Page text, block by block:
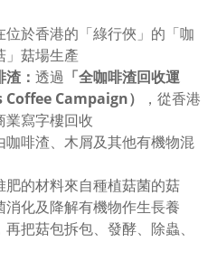
位於香港的「綠行俠」的「咖
」菇場生產
： 透過 「全咖啡渣回收運
Campaign）
，從香港
業寫字樓回收
咖啡渣、木屑及其他有機物混
肥的材料來自種植菇菌的菇
化及降解有機物作生長養
把菇包拆包、發酵、除蟲、